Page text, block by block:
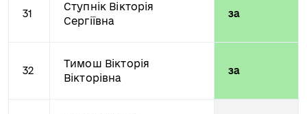
31
Ступнік Вікторія
Сергіївна
за
32
Тимош Вікторія
Вікторівна
за